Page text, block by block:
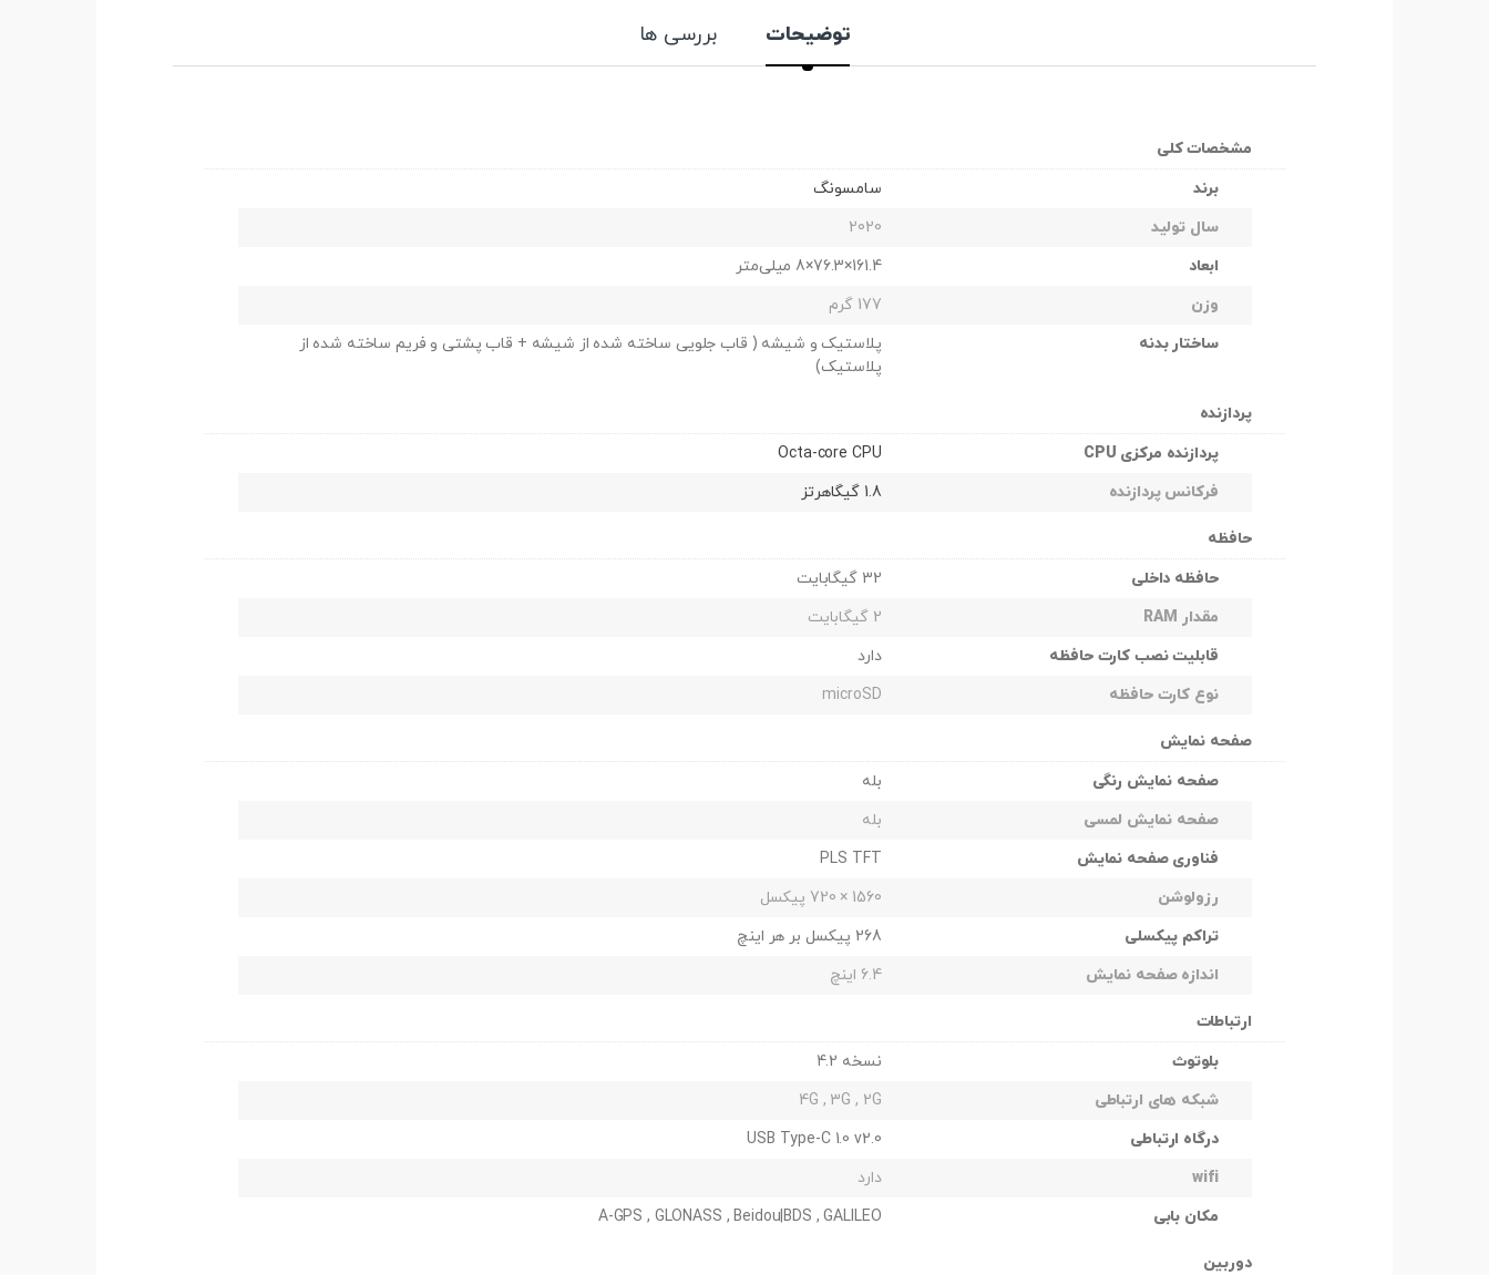
توضیحات بررسی ها
مشخصات کلی
برند
سامسونگ
سال تولید
2020
ابعاد
161.4×76.3×8 میلی‌متر
وزن
177 گرم
ساختار بدنه
پلاستیک و شیشه ( قاب جلویی ساخته شده از شیشه + قاب پشتی و فریم ساخته شده از
پلاستیک)
پردازنده
پردازنده مرکزی CPU
Octa-core CPU
فرکانس پردازنده
1.8 گیگاهرتز
حافظه
حافظه داخلی
32 گیگابایت
مقدار RAM
2 گیگابایت
قابلیت نصب کارت حافظه
دارد
نوع کارت حافظه
microSD
صفحه نمایش
صفحه نمایش رنگی
بله
صفحه نمایش لمسی
بله
فناوری صفحه نمایش
PLS TFT
رزولوشن
1560 × 720 پیکسل
تراکم پیکسلی
268 پیکسل بر هر اینچ
اندازه صفحه نمایش
6.4 اینچ
ارتباطات
بلوتوث
نسخه 4.2
شبکه های ارتباطی
4G , 3G , 2G
درگاه ارتباطی
USB Type-C 1.0 v2.0
wifi
دارد
مکان بابی
A-GPS , GLONASS , Beidou|BDS , GALILEO
دوربین